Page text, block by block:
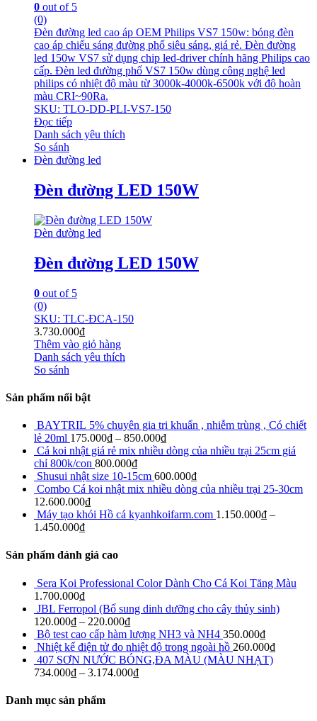
0 out of 5
(0)
Đèn đường led cao áp OEM Philips VS7 150w: bóng đèn
cao áp chiếu sáng đường phố siêu sáng, giá rẻ. Đèn đường
led 150w VS7 sử dụng chip led-driver chính hãng Philips cao
cấp. Đèn led đường phố VS7 150w dùng công nghệ led
philips có nhiệt độ màu từ 3000k-4000k-6500k với độ hoàn
màu CRI~90Ra.
SKU: TLO-DD-PLI-VS7-150
Đọc tiếp
Danh sách yêu thích
So sánh
Đèn đường led
Đèn đường LED 150W
Đèn đường led
Đèn đường LED 150W
0 out of 5
(0)
SKU: TLC-ĐCA-150
3.730.000₫
Thêm vào giỏ hàng
Danh sách yêu thích
So sánh
Sản phẩm nổi bật
BAYTRIL 5% chuyên gia tri khuẩn , nhiễm trùng , Có chiết
lẻ 20ml 175.000₫ – 850.000₫
Cá koi nhật giá rẻ mix nhiều dòng của nhiều trại 25cm giá
chỉ 800k/con 800.000₫
Shusui nhật size 10-15cm 600.000₫
Combo Cá koi nhật mix nhiều dòng của nhiều trại 25-30cm
12.600.000₫
Máy tạo khói Hồ cá kyanhkoifarm.com 1.150.000₫ –
1.450.000₫
Sản phẩm đánh giá cao
Sera Koi Professional Color Dành Cho Cá Koi Tăng Màu
1.700.000₫
JBL Ferropol (Bổ sung dinh dưỡng cho cây thủy sinh)
120.000₫ – 220.000₫
Bộ test cao cấp hàm lượng NH3 và NH4 350.000₫
Nhiệt kế điện tử đo nhiệt độ trong ngoài hồ 260.000₫
407 SƠN NƯỚC BÓNG,ĐA MÀU (MÀU NHẠT)
734.000₫ – 3.174.000₫
Danh mục sản phẩm